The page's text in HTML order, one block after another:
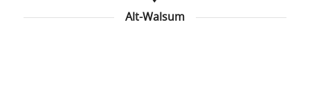
Alt-Walsum